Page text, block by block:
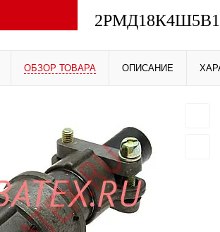
2РМД18К4Ш5В1
ОБЗОР ТОВАРА ОПИСАНИЕ